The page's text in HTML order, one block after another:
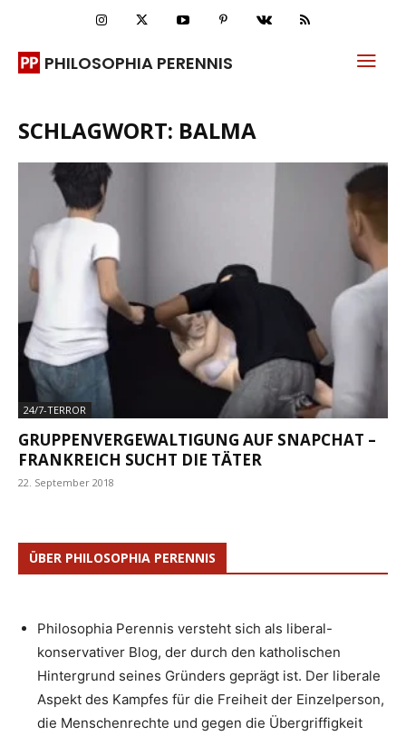
PHILOSOPHIA PERENNIS
SCHLAGWORT: BALMA
24/7-TERROR
GRUPPENVERGEWALTIGUNG AUF SNAPCHAT –
FRANKREICH SUCHT DIE TÄTER
22. September 2018
ÜBER PHILOSOPHIA PERENNIS
Philosophia Perennis versteht sich als liberal-
konservativer Blog, der durch den katholischen
Hintergrund seines Gründers geprägt ist. Der liberale
Aspekt des Kampfes für die Freiheit der Einzelperson,
die Menschenrechte und gegen die Übergriffigkeit